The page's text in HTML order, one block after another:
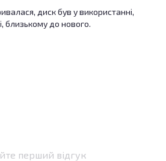
диск був у використанні,
близькому до нового.
перший відгук